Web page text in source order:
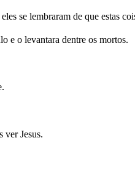
se lembraram de que estas
e o levantara dentre os mortos.
ver Jesus.